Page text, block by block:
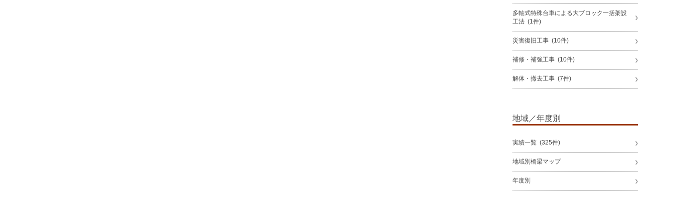
多軸式特殊台車による大ブロック一括架設
工法 (1件)
災害復旧工事 (10件)
補修・補強工事 (10件)
解体・撤去工事 (7件)
地域／年度別
実績一覧 (325件)
地域別橋梁マップ
年度別